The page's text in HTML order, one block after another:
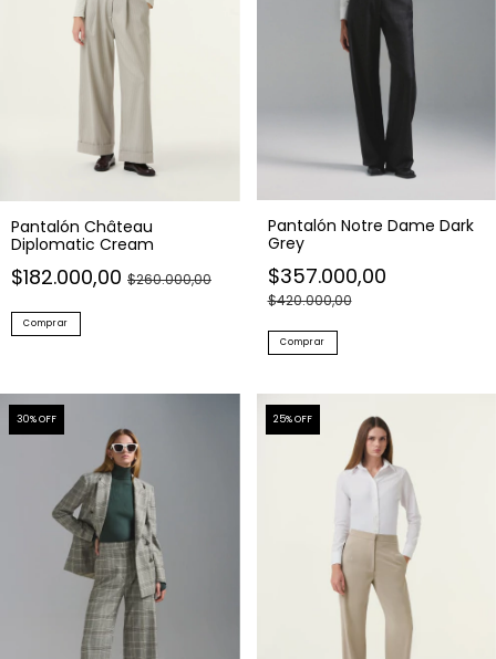
Pantalón Château
Diplomatic Cream
$182.000,00 $260.000,00
Comprar
Pantalón Notre Dame Dark
Grey
$357.000,00
$420.000,00
Comprar
30% OFF 25% OFF